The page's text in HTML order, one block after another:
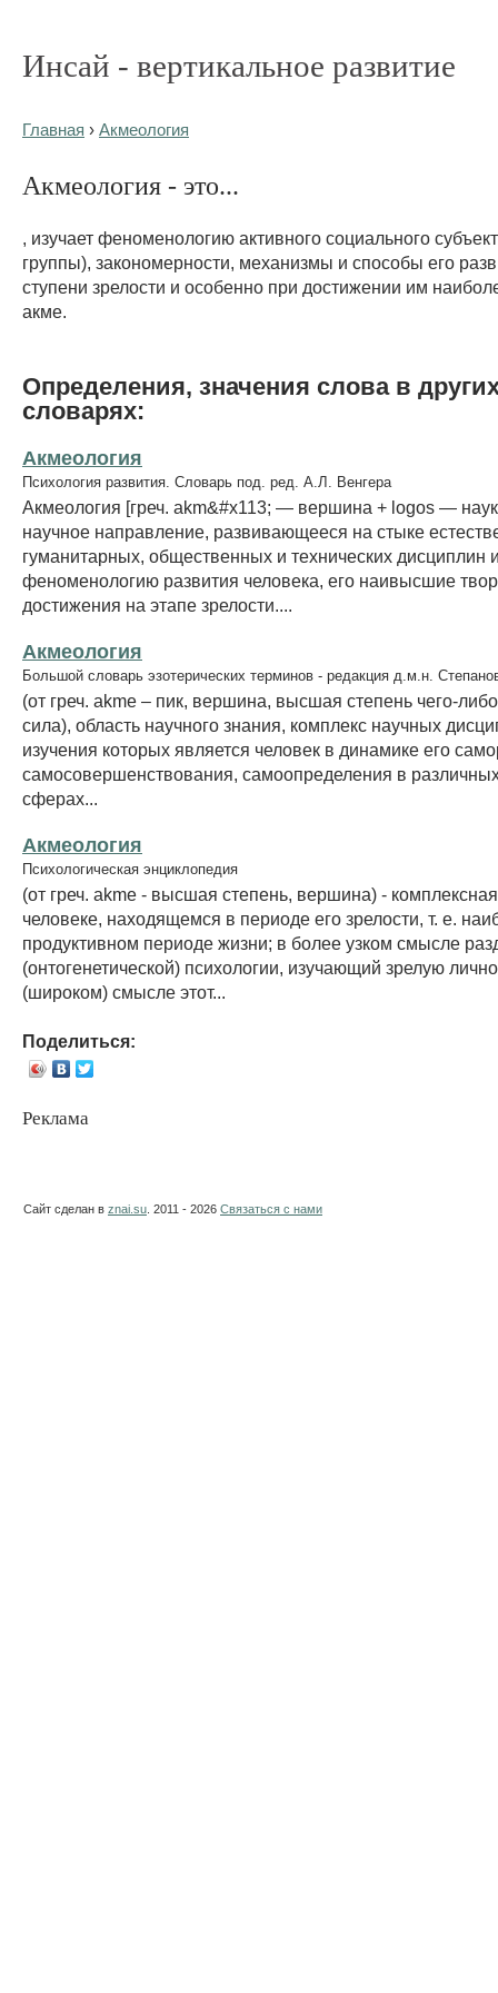
Инсай - вертикальное развитие
Главная › Акмеология
Акмеология - это...
, изучает феноменологию активного социального
группы), закономерности, механизмы и способы его
ступени зрелости и особенно при достижении им
акме.
Определения, значения слова в
словарях:
Акмеология
Психология развития. Словарь под. ред. А.Л. Венгера
Акмеология [греч. akm&#x113; — вершина + logos —
научное направление, развивающееся на стыке
гуманитарных, общественных и технических дисциплин
феноменологию развития человека, его наивысшие
достижения на этапе зрелости....
Акмеология
Большой словарь эзотерических терминов - редакция д.м.н.
(от греч. akme – пик, вершина, высшая степень чего-
сила), область научного знания, комплекс научных
изучения которых является человек в динамике его
самосовершенствования, самоопределения в
сферах...
Акмеология
Психологическая энциклопедия
(от греч. akme - высшая степень, вершина) -
человеке, находящемся в периоде его зрелости, т. е.
продуктивном периоде жизни; в более узком смысле
(онтогенетической) психологии, изучающий зрелую
(широком) смысле этот...
Поделиться:
Реклама
Сайт сделан в znai.su . 2011 - 2026 Связаться с нами